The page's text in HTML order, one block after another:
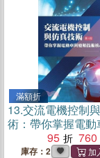
滿額折
13.交流電機控制
術：帶你掌握電動
技術核心算法
95 760
庫存：2